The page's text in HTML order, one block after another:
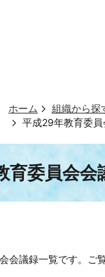
ホーム 組織から探
平成29年教育委
育委員会会
会議録一覧です。ご